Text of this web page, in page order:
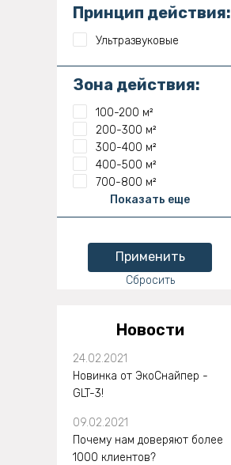
Принцип действия:
Ультразвуковые
Зона действия:
100-200 м²
200-300 м²
300-400 м²
400-500 м²
700-800 м²
Показать еще
Применить
Сбросить
Новости
24.02.2021
Новинка от ЭкоСнайпер -
GLT-3!
09.02.2021
Почему нам доверяют более
1000 клиентов?